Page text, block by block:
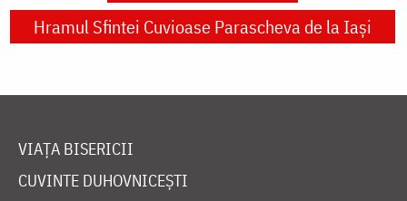
Hramul Sfintei Cuvioase Parascheva de la Iași
VIAȚA BISERICII
CUVINTE DUHOVNICEȘTI